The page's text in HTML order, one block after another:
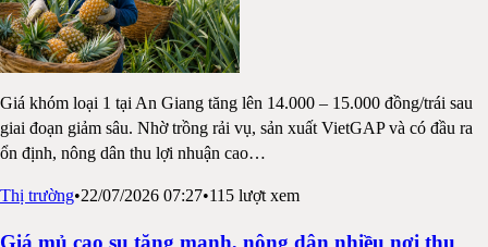
Giá khóm loại 1 tại An Giang tăng lên 14.000 – 15.000 đồng/trái sau
giai đoạn giảm sâu. Nhờ trồng rải vụ, sản xuất VietGAP và có đầu ra
ổn định, nông dân thu lợi nhuận cao…
Thị trường•22/07/2026 07:27•115 lượt xem
Giá mủ cao su tăng mạnh, nông dân nhiều nơi thu